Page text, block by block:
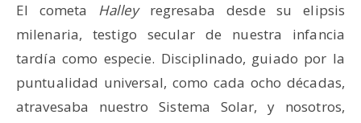
El cometa Halleyregresaba desde su elipsis
milenaria, testigo secular de nuestra infancia
tardía como especie. Disciplinado, guiado por la
puntualidad universal, como cada ocho décadas,
atravesaba nuestro Sistema Solar, y nosotros,